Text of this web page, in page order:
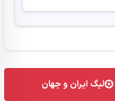
لیگ ایران و جهان